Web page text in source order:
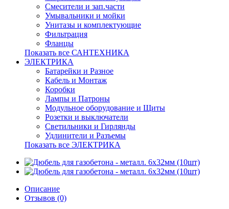
Смесители и зап.части
Умывальники и мойки
Унитазы и комплектующие
Фильтрация
Фланцы
Показать все САНТЕХНИКА
ЭЛЕКТРИКА
Батарейки и Разное
Кабель и Монтаж
Коробки
Лампы и Патроны
Модульное оборудование и Щиты
Розетки и выключатели
Светильники и Гирлянды
Удлинители и Разъемы
Показать все ЭЛЕКТРИКА
Описание
Отзывов (0)